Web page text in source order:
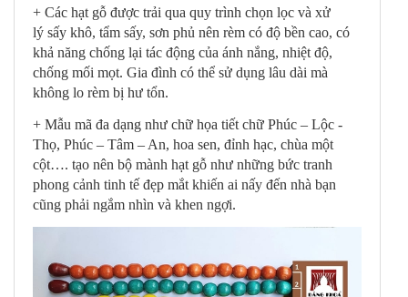
+ Các hạt gỗ được trải qua quy trình chọn lọc và xử
lý sấy khô, tẩm sấy, sơn phủ nên rèm có độ bền cao, có
khả năng chống lại tác động của ánh nắng, nhiệt độ,
chống mối mọt. Gia đình có thể sử dụng lâu dài mà
không lo rèm bị hư tổn.
+ Mẫu mã đa dạng như chữ họa tiết chữ Phúc – Lộc -
Thọ, Phúc – Tâm – An, hoa sen, đỉnh hạc, chùa một
cột…. tạo nên bộ mành hạt gỗ như những bức tranh
phong cảnh tinh tế đẹp mắt khiến ai nấy đến nhà bạn
cũng phải ngắm nhìn và khen ngợi.